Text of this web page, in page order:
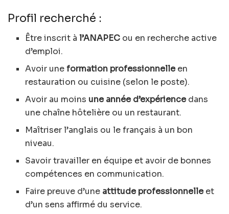
Profil recherché :
Être inscrit àl’ANAPEC ou en recherche active
d’emploi.
Avoir uneformation professionnelleen
restauration ou cuisine (selon le poste).
Avoir au moins une année d’expériencedans
une chaîne hôtelière ou un restaurant.
Maîtriser l’anglais ou le français à un bon
niveau.
Savoir travailler en équipe et avoir de bonnes
compétences en communication.
Faire preuve d’une attitude professionnelleet
d’un sens affirmé du service.